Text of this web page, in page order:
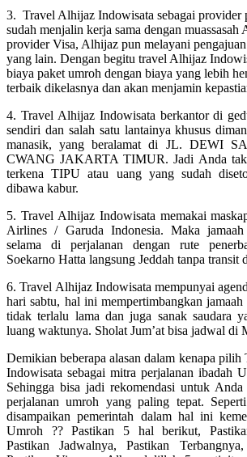
3. Travel Alhijaz Indowisata sebagai provider
sudah menjalin kerja sama dengan muassasah
provider Visa, Alhijaz pun melayani
yang lain. Dengan begitu travel Alhijaz
biaya paket umroh dengan biaya yang lebih
terbaik dikelasnya dan akan menjamin
4. Travel Alhijaz Indowisata berkantor di
sendiri dan salah satu lantainya khusus
manasik, yang beralamat di JL. DEWI
CWANG JAKARTA TIMUR. Jadi Anda
terkena TIPU atau uang yang sudah
dibawa kabur.
5. Travel Alhijaz Indowisata memakai
Airlines / Garuda Indonesia. Maka
selama di perjalanan dengan rute
Soekarno Hatta langsung Jeddah tanpa transit
6. Travel Alhijaz Indowisata mempunyai
hari sabtu, hal ini mempertimbangkan
tidak terlalu lama dan juga sanak saudara
luang waktunya. Sholat Jum’at bisa jadwal di
Demikian beberapa alasan dalam kenapa
Indowisata sebagai mitra perjalanan ibadah
Sehingga bisa jadi rekomendasi untuk
perjalanan umroh yang paling tepat.
disampaikan pemerintah dalam hal ini
Umroh ?? Pastikan 5 hal berikut,
Pastikan Jadwalnya, Pastikan